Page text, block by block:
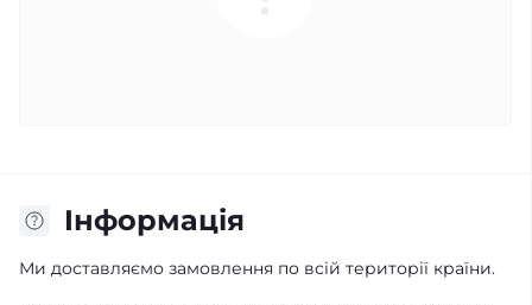
Iнформація
Ми доставляємо замовлення по всій території країни.